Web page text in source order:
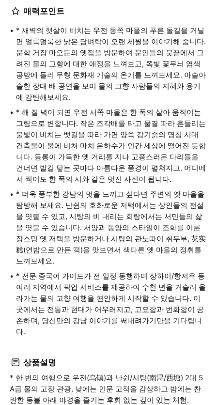
매력포인트
* 새벽의 햇살이 비치는 우전 동쪽 마을의 푸른 돌길을 거닐
면 얼룩덜룩한 낡은 담벼락이 오랜 세월을 이야기해 줍니다.
문학 거장 마오둔의 옛집을 방문하여 문인들의 붓끝에서 그
려진 물의 고향에 대한 애정을 느껴보고, 쪽빛 꽃무늬 염색
공방에 들러 무형 문화재 기술의 온기를 느껴보세요. 아슬아
슬한 장대 배 공연을 보며 물의 고향 사람들의 지혜와 용기
에 감탄해보세요.
* 해 질 녘이 되면 우전 서쪽 마을은 한 폭의 살아 움직이는
그림으로 변합니다. 작은 조각배를 타고 물결 따라 흔들리는
불빛이 비치는 뱃길을 따라 가면 양쪽 강기슭의 명청 시대
건축물이 물에 비쳐 마치 은하수가 인간 세상에 떨어진 듯합
니다. 등롱이 가득한 옛 거리를 지나 고풍스러운 다리들을
건너면 발길 닿는 곳마다 아름다운 풍경이 펼쳐지고, 어디에
서 찍어도 한 폭의 시와 같은 멋진 사진이 됩니다.
* 더욱 풍부한 강남의 멋을 느끼고 싶다면 주변의 옛 마을을
탐방해 보세요. 난쉰의 호화로운 저택에서는 상인들의 전설
을 엿볼 수 있고, 시탕의 비 내리는 회랑에서는 서민들의 삶
을 엿볼 수 있습니다. 서양과 동양의 스타일이 조화를 이룬
장스밍 옛 저택을 방문하거나 시탕의 관노따이 취두부, 芡实
糕(연밥으로 만든 떡)을 맛보면서 색다른 옛 마을의 정취를
느껴보세요.
* 전문 중국어 가이드가 전 일정 동행하며 상하이/항저우 등
여러 지역에서 픽업 서비스를 제공하여 수천 년을 거슬러 올
라가는 물의 고향 여행을 편안하게 시작할 수 있습니다. 이
곳에서는 전통과 현대가 어우러지고, 고요함과 번화함이 공
존하며, 당신만의 강남 이야기를 써내려가기만을 기다립니
다.
상품설명
* 한 번의 여행으로 우전(乌镇)과 난쉰/시탕(南浔/西塘) 2대 5
A급 물의 고장 관광, 낮에는 인문 고적을 감상하고 밤에는 찬
란한 등불 아래 야경을 즐기는 후회 없는 깊이 있는 체험.